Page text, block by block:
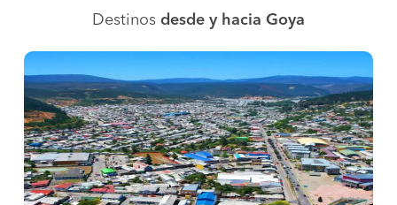
Destinos desde y hacia Goya